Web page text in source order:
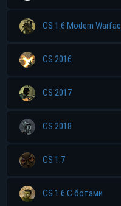
CS 1.6 Modern
CS 2016
CS 2017
CS 2018
CS 1.7
CS 1.6 С ботами